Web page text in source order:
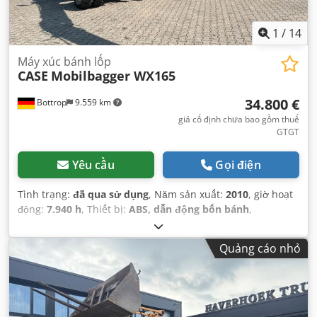
1 / 14
Bottrop 9.559 km
Máy xúc bánh lốp
CASE Mobilbagger WX165
34.800 €
giá cố định chưa bao gồm thuế
GTGT
Yêu cầu Gọi điện
Tình trạng: đã qua sử dụng, Năm sản xuất: 2010, giờ hoạt
động: 7.940 h, Thiết bị: ABS, dẫn động bốn bánh,
Quảng cáo nhỏ